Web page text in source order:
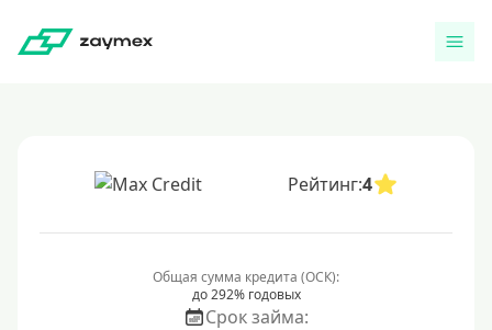
Рейтинг:4
Общая сумма кредита (ОСК):
до 292% годовых
Срок займа: